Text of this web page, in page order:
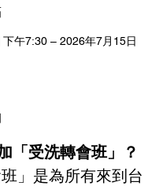
午7:30 – 2026年7月15日
「受洗轉會班」？
班」是為所有來到台